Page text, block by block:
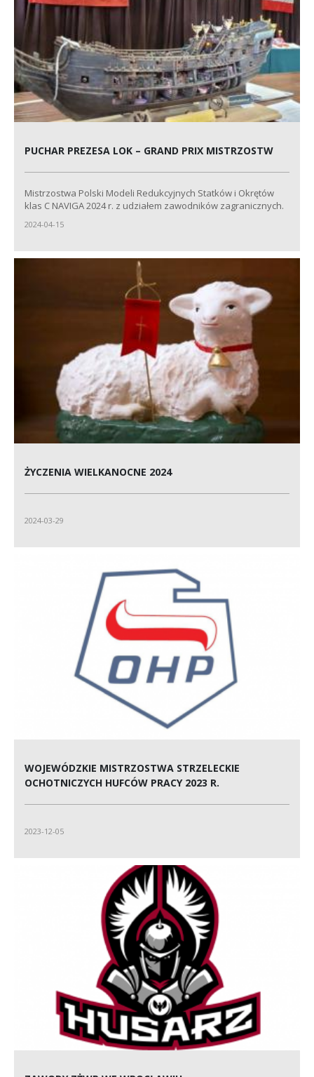
PUCHAR PREZESA LOK – GRAND PRIX MISTRZOSTW
Mistrzostwa Polski Modeli Redukcyjnych Statków i Okrętów
klas C NAVIGA 2024 r. z udziałem zawodników zagranicznych.
2024-04-15
ŻYCZENIA WIELKANOCNE 2024
2024-03-29
WOJEWÓDZKIE MISTRZOSTWA STRZELECKIE
OCHOTNICZYCH HUFCÓW PRACY 2023 R.
2023-12-05